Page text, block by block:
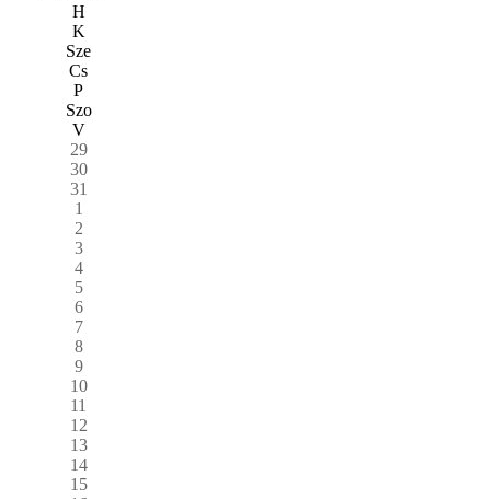
H
K
Sze
Cs
P
Szo
V
29
30
31
1
2
3
4
5
6
7
8
9
10
11
12
13
14
15